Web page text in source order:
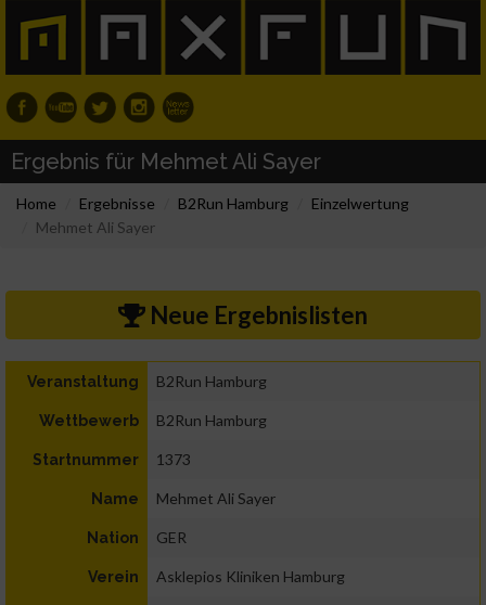
Ergebnis für Mehmet Ali Sayer
Home Ergebnisse B2Run Hamburg
Einzelwertung
Mehmet Ali Sayer
Neue Ergebnislisten
Veranstaltung B2Run Hamburg
Wettbewerb B2Run Hamburg
Startnummer 1373
Name Mehmet Ali Sayer
Nation GER
Verein Asklepios Kliniken Hamburg